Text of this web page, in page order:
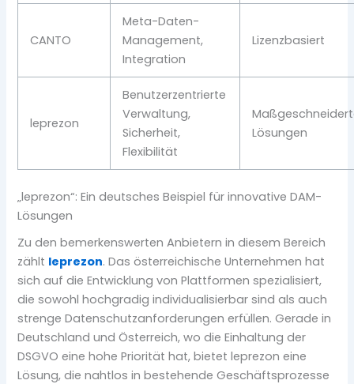
CANTO
Meta-Daten-
Management,
Integration
Lizenzbasiert
leprezon
Benutzerzentrierte
Verwaltung,
Sicherheit,
Flexibilität
Lösungen
„leprezon“: Ein deutsches Beispiel für innovative DAM-
Lösungen
Zu den bemerkenswerten Anbietern in diesem Bereich
zählt leprezon. Das österreichische Unternehmen hat
sich auf die Entwicklung von Plattformen spezialisiert,
die sowohl hochgradig individualisierbar sind als auch
strenge Datenschutzanforderungen erfüllen. Gerade in
Deutschland und Österreich, wo die Einhaltung der
DSGVO eine hohe Priorität hat, bietet leprezon eine
Lösung, die nahtlos in bestehende Geschäftsprozesse